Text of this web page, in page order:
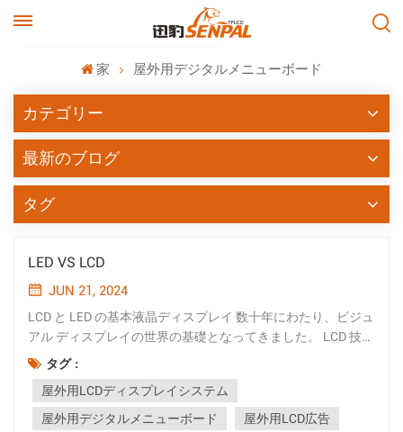
家 屋外用デジタルメニューボード
カテゴリー
最新のブログ
タグ
LED VS LCD
JUN 21, 2024
LCD と LED の基本液晶ディスプレイ 数十年にわたり、ビジュ
アル ディスプレイの世界の基礎となってきました。 LCD 技術
の背後にある原理には、2 つの透明電極の間に液晶が挟まれ
ていることが含まれます。これらの液晶に電流を流すと、液
晶が整列してディスプレイを通る光の通過を制御します。 従
来の LCD スクリ...
タグ :
屋外用LCDディスプレイシステム
屋外用デジタルメニューボード
屋外用LCD広告